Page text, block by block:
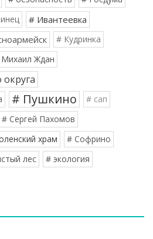
# Ивантеевка
# Кудринка
Ждан
# Пушкино
# сап
# Сергей Пахомов
храм
# Софрино
лес # экология